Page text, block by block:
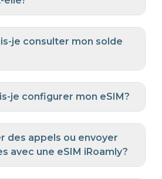
je consulter mon solde
je configurer mon eSIM?
des appels ou envoyer
avec une eSIM iRoamly?